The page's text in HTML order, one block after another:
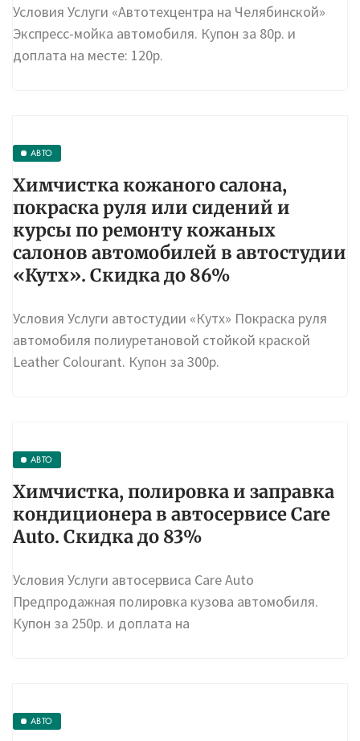
Условия Услуги «Автотехцентра на Челябинской»
Экспресс-мойка автомобиля. Купон за 80р. и
доплата на месте: 120р.
АВТО
Химчистка кожаного салона,
покраска руля или сидений и
курсы по ремонту кожаных
салонов автомобилей в автостудии
«Кутх». Скидка до 86%
Условия Услуги автостудии «Кутх» Покраска руля
автомобиля полиуретановой стойкой краской
Leather Colourant. Купон за 300р.
АВТО
Химчистка, полировка и заправка
кондиционера в автосервисе Care
Auto. Скидка до 83%
Условия Услуги автосервиса Care Auto
Предпродажная полировка кузова автомобиля.
Купон за 250р. и доплата на
АВТО